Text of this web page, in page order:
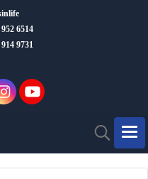
6514
9731